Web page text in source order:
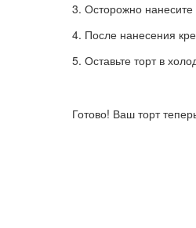
Осторожно
После нанесения
Оставьте торт в
Готово! Ваш торт